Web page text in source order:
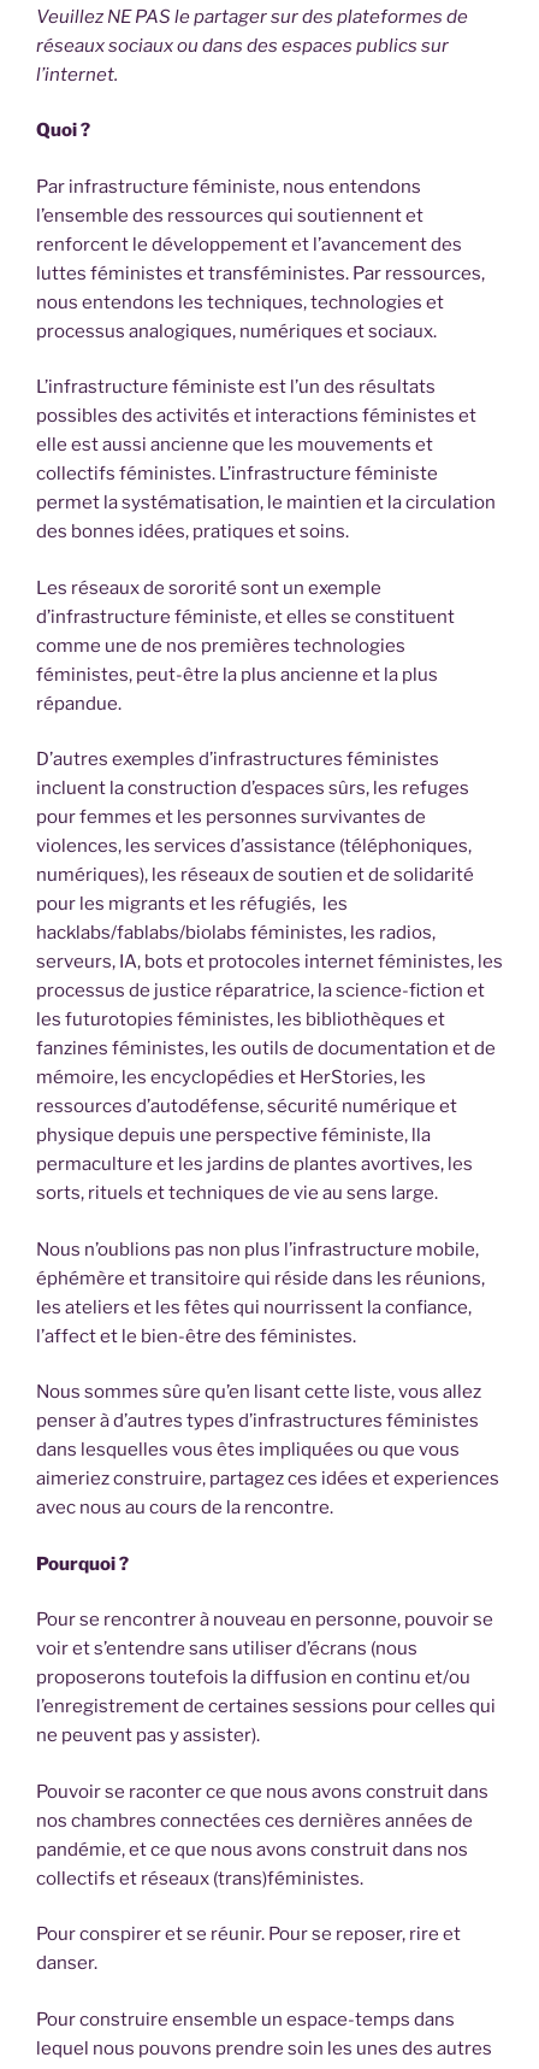
Veuillez NE PAS le partager sur des plateformes de
réseaux sociaux ou dans des espaces publics sur
l’internet.
Quoi ?
Par infrastructure féministe, nous entendons
l’ensemble des ressources qui soutiennent et
renforcent le développement et l’avancement des
luttes féministes et transféministes. Par ressources,
nous entendons les techniques, technologies et
processus analogiques, numériques et sociaux.
L’infrastructure féministe est l’un des résultats
possibles des activités et interactions féministes et
elle est aussi ancienne que les mouvements et
collectifs féministes. L’infrastructure féministe
permet la systématisation, le maintien et la circulation
des bonnes idées, pratiques et soins.
Les réseaux de sororité sont un exemple
d’infrastructure féministe, et elles se constituent
comme une de nos premières technologies
féministes, peut-être la plus ancienne et la plus
répandue.
D’autres exemples d’infrastructures féministes
incluent la construction d’espaces sûrs, les refuges
pour femmes et les personnes survivantes de
violences, les services d’assistance (téléphoniques,
numériques), les réseaux de soutien et de solidarité
pour les migrants et les réfugiés, les
hacklabs/fablabs/biolabs féministes, les radios,
serveurs, IA, bots et protocoles internet féministes, les
processus de justice réparatrice, la science-fiction et
les futurotopies féministes, les bibliothèques et
fanzines féministes, les outils de documentation et de
mémoire, les encyclopédies et HerStories, les
ressources d’autodéfense, sécurité numérique et
physique depuis une perspective féministe, lla
permaculture et les jardins de plantes avortives, les
sorts, rituels et techniques de vie au sens large.
Nous n’oublions pas non plus l’infrastructure mobile,
éphémère et transitoire qui réside dans les réunions,
les ateliers et les fêtes qui nourrissent la confiance,
l’affect et le bien-être des féministes.
Nous sommes sûre qu’en lisant cette liste, vous allez
penser à d’autres types d’infrastructures féministes
dans lesquelles vous êtes impliquées ou que vous
aimeriez construire, partagez ces idées et experiences
avec nous au cours de la rencontre.
Pourquoi ?
Pour se rencontrer à nouveau en personne, pouvoir se
voir et s’entendre sans utiliser d’écrans (nous
proposerons toutefois la diffusion en continu et/ou
l’enregistrement de certaines sessions pour celles qui
ne peuvent pas y assister).
Pouvoir se raconter ce que nous avons construit dans
nos chambres connectées ces dernières années de
pandémie, et ce que nous avons construit dans nos
collectifs et réseaux (trans)féministes.
Pour conspirer et se réunir. Pour se reposer, rire et
danser.
Pour construire ensemble un espace-temps dans
lequel nous pouvons prendre soin les unes des autres